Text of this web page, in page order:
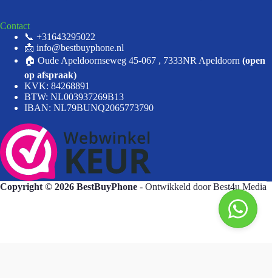
Contact
📞 +31643295022
📩 info@bestbuyphone.nl
🏠 Oude Apeldoornseweg 45-067 , 7333NR Apeldoorn (open
op afspraak)
KVK: 84268891
BTW: NL003937269B13
IBAN: NL79BUNQ2065773790
Copyright © 2026 BestBuyPhone - Ontwikkeld doorBest4u Media